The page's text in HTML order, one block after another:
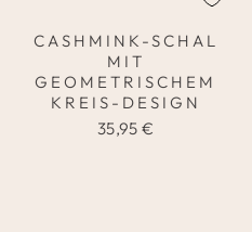
CASHMINK-SCHAL
MIT
GEOMETRISCHEM
KREIS-DESIGN
35,95 €